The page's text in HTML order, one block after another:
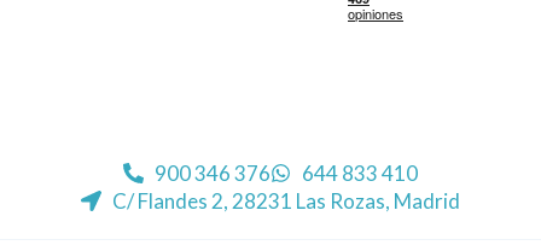
900 346 376
644 833 410
C/ Flandes 2, 28231 Las Rozas, Madrid